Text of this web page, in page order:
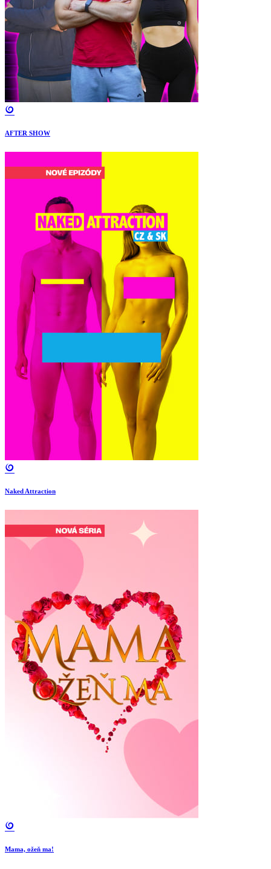
AFTER SHOW
Naked Attraction
Mama, ožeň ma!